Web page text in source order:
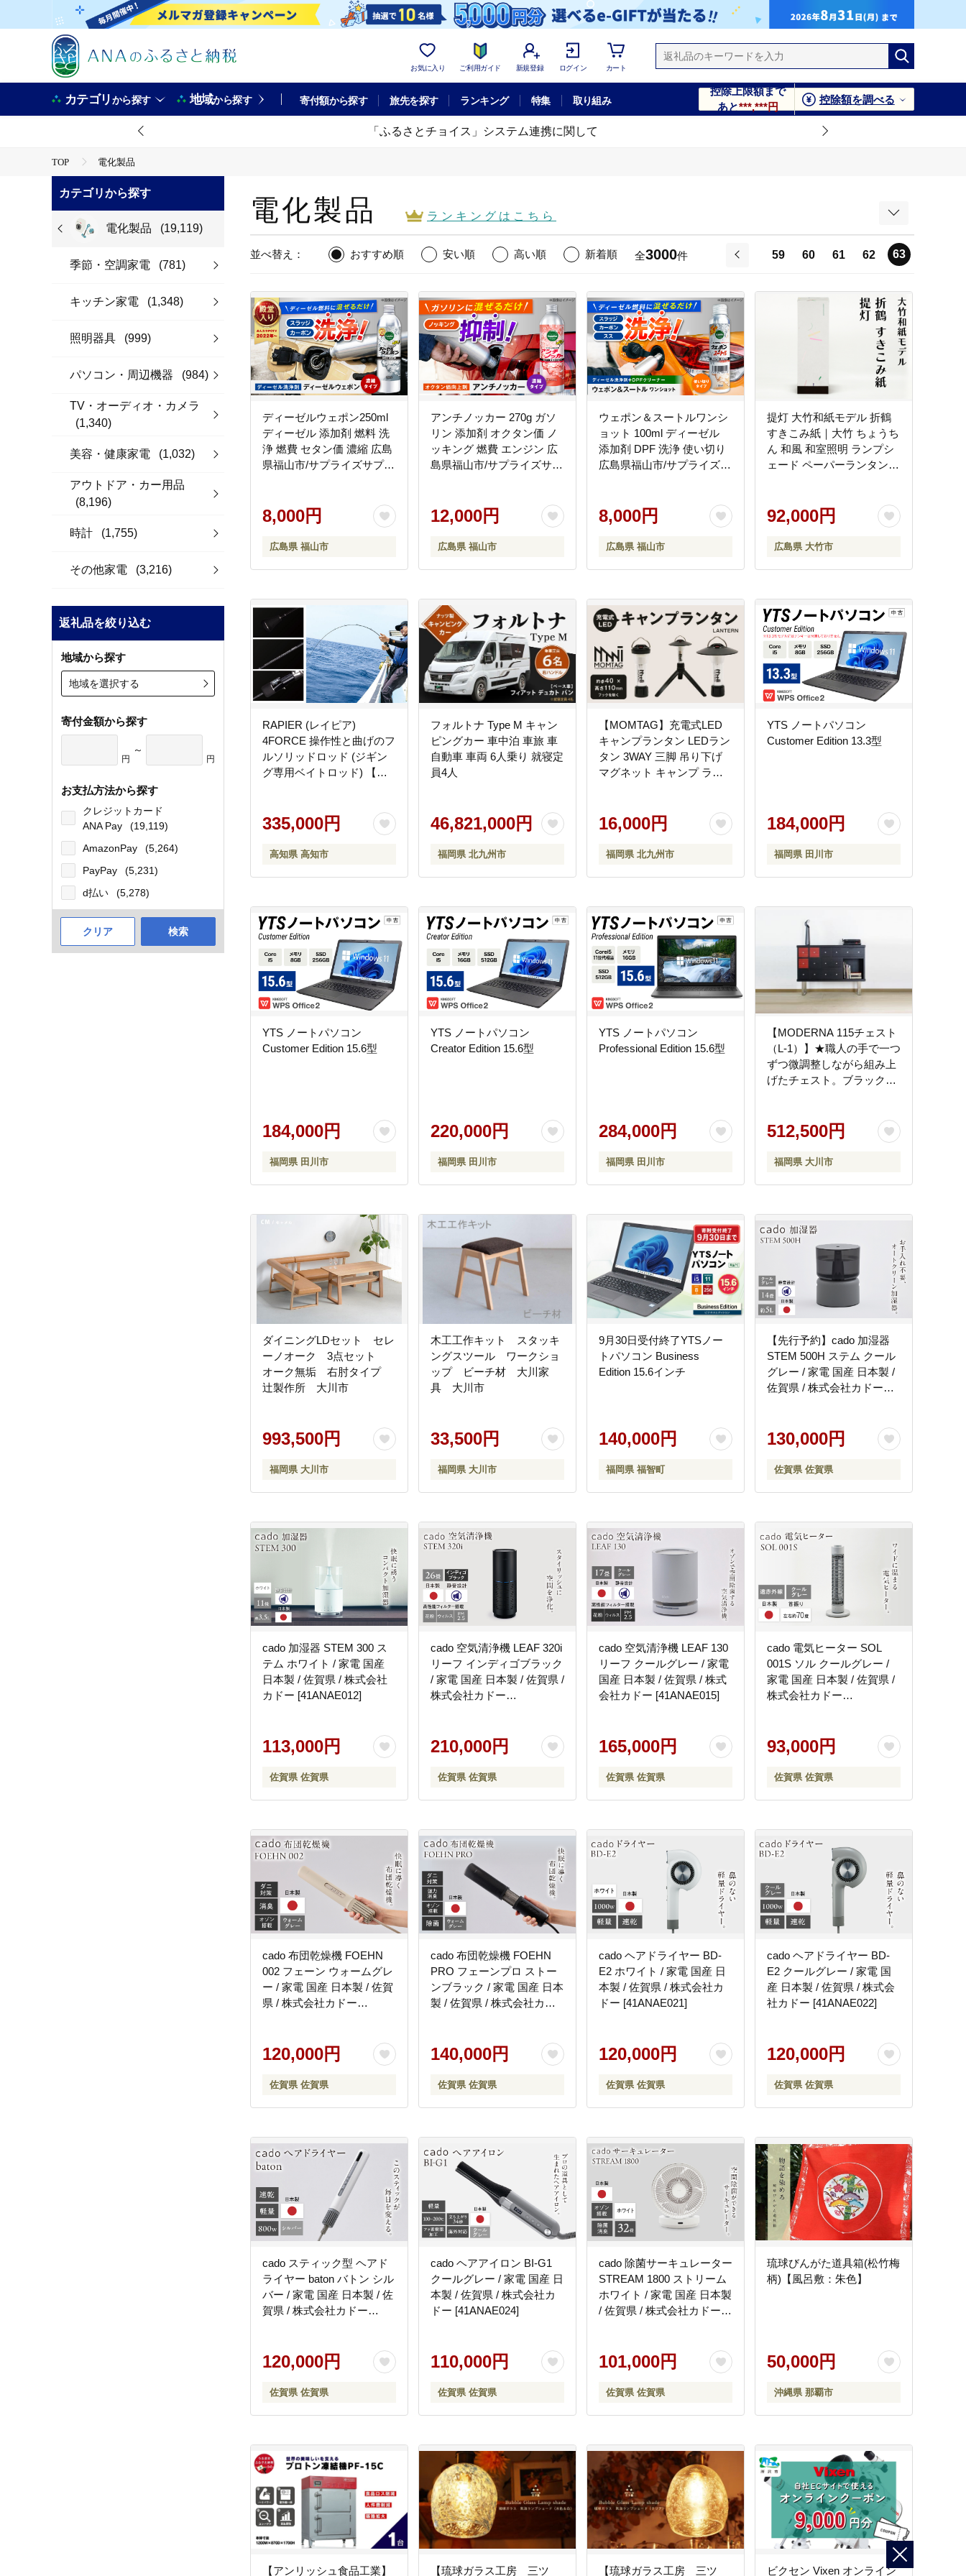
お気に入り ご利用ガイド 新規登録 ログイン カート
カテゴリから探す 地域から探す 寄付額から探す 旅先を探す ランキング 特集 取り組み
控除上限額まで
あと***,***円
控除額を調べる
「ふるさとチョイス」システム連携に関して
TOP 電化製品
カテゴリから探す
電化製品 (19,119)
季節・空調家電 (781)
キッチン家電 (1,348)
照明器具 (999)
パソコン・周辺機器 (984)
TV・オーディオ・カメラ
(1,340)
美容・健康家電 (1,032)
アウトドア・カー用品
(8,196)
時計 (1,755)
その他家電 (3,216)
返礼品を絞り込む
地域から探す
地域を選択する
寄付金額から探す
円
～
円
お支払方法から探す
クレジットカード
ANA Pay
(19,119)
AmazonPay
(5,264)
PayPay
(5,231)
d払い
(5,278)
クリア 検索
電化製品 ランキング はこちら
並べ替え： おすすめ順 安い順 高い順 新着順 全3000件
59 60 61 62 63
ディーゼルウェポン250ml
ディーゼル 添加剤 燃料 洗
浄 燃費 セタン価 濃縮 広島
県福山市/サプライズサプラ
8,000円
広島県 福山市
アンチノッカー 270g ガソ
リン 添加剤 オクタン価 ノ
ッキング 燃費 エンジン 広
島県福山市/サプライズサプ
12,000円
広島県 福山市
ウェポン＆スートルワンシ
ョット 100ml ディーゼル
添加剤 DPF 洗浄 使い切り
広島県福山市/サプライズサ
8,000円
広島県 福山市
提灯 大竹和紙モデル 折鶴
すきこみ紙｜大竹 ちょうち
ん 和風 和室照明 ランプシ
ェード ペーパーランタン
92,000円
広島県 大竹市
RAPIER (レイピア)
4FORCE 操作性と曲げのフ
ルソリッドロッド (ジギン
グ専用ベイトロッド) 【株
335,000円
高知県 高知市
フォルトナ Type M キャン
ピングカー 車中泊 車旅 車
自動車 車両 6人乗り 就寝定
員4人
46,821,000円
福岡県 北九州市
【MOMTAG】充電式LED
キャンプランタン LEDラン
タン 3WAY 三脚 吊り下げ
マグネット キャンプ ライ
リー 長時間 点灯 福岡県 北
九州市
16,000円
福岡県 北九州市
YTS ノートパソコン
Customer Edition 13.3型
184,000円
福岡県 田川市
YTS ノートパソコン
Customer Edition 15.6型
184,000円
福岡県 田川市
YTS ノートパソコン
Creator Edition 15.6型
220,000円
福岡県 田川市
YTS ノートパソコン
Professional Edition 15.6型
284,000円
福岡県 田川市
【MODERNA 115チェスト
（L-1）】★職人の手で一つ
ずつ微調整しながら組み上
げたチェスト。ブラック染
して変化をつけた和モダン
インテリア
512,500円
福岡県 大川市
ダイニングLDセット セレ
ーノオーク 3点セット
オーク無垢 右肘タイプ
辻製作所 大川市
993,500円
福岡県 大川市
木工工作キット スタッキ
ングスツール ワークショ
ップ ビーチ材 大川家
具 大川市
33,500円
福岡県 大川市
9月30日受付終了YTSノー
トパソコン Business
Edition 15.6インチ
140,000円
福岡県 福智町
【先行予約】cado 加湿器
STEM 500H ステム クール
グレー / 家電 国産 日本製 /
佐賀県 / 株式会社カドー
130,000円
佐賀県 佐賀県
cado 加湿器 STEM 300 ス
テム ホワイト / 家電 国産
日本製 / 佐賀県 / 株式会社
カドー [41ANAE012]
113,000円
佐賀県 佐賀県
cado 空気清浄機 LEAF 320i
リーフ インディゴブラック
/ 家電 国産 日本製 / 佐賀県 /
株式会社カドー
210,000円
佐賀県 佐賀県
cado 空気清浄機 LEAF 130
リーフ クールグレー / 家電
国産 日本製 / 佐賀県 / 株式
会社カドー [41ANAE015]
165,000円
佐賀県 佐賀県
cado 電気ヒーター SOL
001S ソル クールグレー /
家電 国産 日本製 / 佐賀県 /
株式会社カドー
93,000円
佐賀県 佐賀県
cado 布団乾燥機 FOEHN
002 フェーン ウォームグレ
ー / 家電 国産 日本製 / 佐賀
県 / 株式会社カドー
120,000円
佐賀県 佐賀県
cado 布団乾燥機 FOEHN
PRO フェーンプロ ストー
ンブラック / 家電 国産 日本
製 / 佐賀県 / 株式会社カド
140,000円
佐賀県 佐賀県
cado ヘアドライヤー BD-
E2 ホワイト / 家電 国産 日
本製 / 佐賀県 / 株式会社カ
ドー [41ANAE021]
120,000円
佐賀県 佐賀県
cado ヘアドライヤー BD-
E2 クールグレー / 家電 国
産 日本製 / 佐賀県 / 株式会
社カドー [41ANAE022]
120,000円
佐賀県 佐賀県
cado スティック型 ヘアド
ライヤー baton バトン シル
バー / 家電 国産 日本製 / 佐
賀県 / 株式会社カドー
120,000円
佐賀県 佐賀県
cado ヘアアイロン BI-G1
クールグレー / 家電 国産 日
本製 / 佐賀県 / 株式会社カ
ドー [41ANAE024]
110,000円
佐賀県 佐賀県
cado 除菌サーキュレーター
STREAM 1800 ストリーム
ホワイト / 家電 国産 日本製
/ 佐賀県 / 株式会社カドー
101,000円
佐賀県 佐賀県
琉球びんがた道具箱(松竹梅
柄)【風呂敷：朱色】
50,000円
沖縄県 那覇市
【アンリッシュ食品工業】 【琉球ガラス工房 三ツ 【琉球ガラス工房 三ツ ビクセン Vixen オンライン